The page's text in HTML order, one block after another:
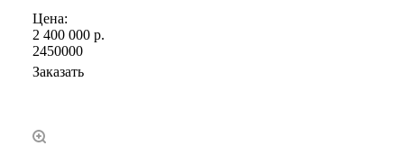
2 400 000 р.
2450000
Заказать